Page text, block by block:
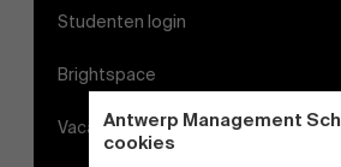
Antwerp Management
cookies
Studenten login
Brightspace
Vacatures